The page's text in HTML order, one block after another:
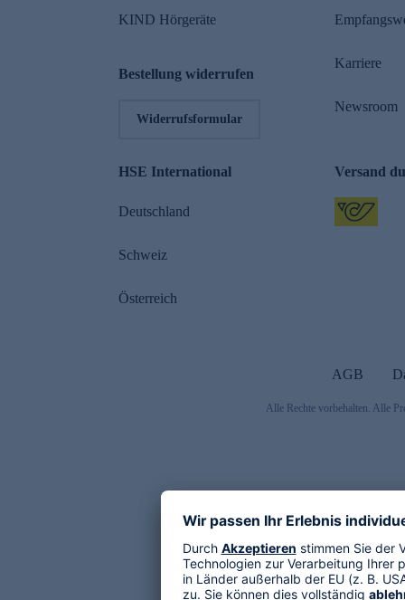
KIND Hörgeräte
Bestellung widerrufen
Widerrufsformular
Karriere
Newsroom
HSE International
Deutschland
Schweiz
Österreich
Versand
AGB
Alle Rechte vorbehalten. Alle